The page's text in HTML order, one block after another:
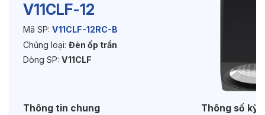
Chức năng:3 chế độ màu
V11CLF-12
Mã SP: V11CLF-12RC-B
Chủng loại: Đèn ốp trần
Dòng SP: V11CLF
Thông tin chung Thông số kỹ